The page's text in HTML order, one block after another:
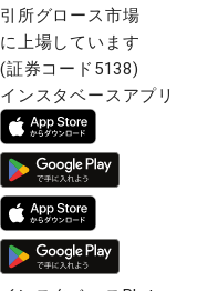
引所グロース市場
に上場しています
(証券コード5138)
インスタベースアプリ